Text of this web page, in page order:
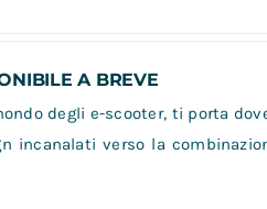
A BREVE
degli e-scooter, ti porta
incanalati verso la